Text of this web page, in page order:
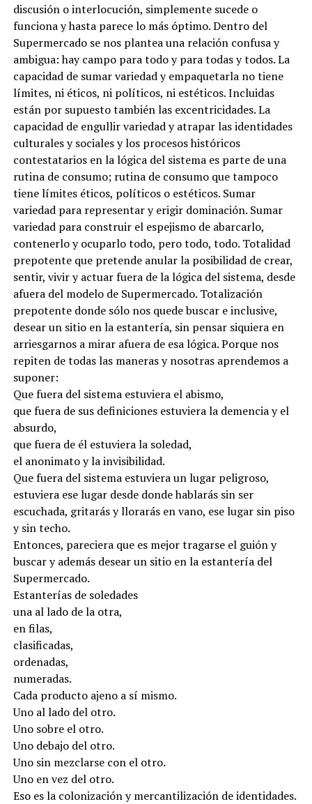
discusión o interlocución, simplemente sucede o
funciona y hasta parece lo más óptimo. Dentro del
Supermercado se nos plantea una relación confusa y
ambigua: hay campo para todo y para todas y todos. La
capacidad de sumar variedad y empaquetarla no tiene
límites, ni éticos, ni políticos, ni estéticos. Incluidas
están por supuesto también las excentricidades. La
capacidad de engullir variedad y atrapar las identidades
culturales y sociales y los procesos históricos
contestatarios en la lógica del sistema es parte de una
rutina de consumo; rutina de consumo que tampoco
tiene límites éticos, políticos o estéticos. Sumar
variedad para representar y erigir dominación. Sumar
variedad para construir el espejismo de abarcarlo,
contenerlo y ocuparlo todo, pero todo, todo. Totalidad
prepotente que pretende anular la posibilidad de crear,
sentir, vivir y actuar fuera de la lógica del sistema, desde
afuera del modelo de Supermercado. Totalización
prepotente donde sólo nos quede buscar e inclusive,
desear un sitio en la estantería, sin pensar siquiera en
arriesgarnos a mirar afuera de esa lógica. Porque nos
repiten de todas las maneras y nosotras aprendemos a
suponer:
Que fuera del sistema estuviera el abismo,
que fuera de sus definiciones estuviera la demencia y el
absurdo,
que fuera de él estuviera la soledad,
el anonimato y la invisibilidad.
Que fuera del sistema estuviera un lugar peligroso,
estuviera ese lugar desde donde hablarás sin ser
escuchada, gritarás y llorarás en vano, ese lugar sin piso
y sin techo.
Entonces, pareciera que es mejor tragarse el guión y
buscar y además desear un sitio en la estantería del
Supermercado.
Estanterías de soledades
una al lado de la otra,
en filas,
clasificadas,
ordenadas,
numeradas.
Cada producto ajeno a sí mismo.
Uno al lado del otro.
Uno sobre el otro.
Uno debajo del otro.
Uno sin mezclarse con el otro.
Uno en vez del otro.
Eso es la colonización y mercantilización de identidades.